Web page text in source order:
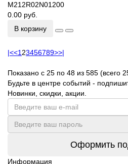
M212R02N01200
0.00 руб.
В корзину
|<<1 23456789>>|
Показано с 25 по 48 из 585 (всего
Будьте в центре событий -
Новинки, скидки, акции.
Оформить
Информация